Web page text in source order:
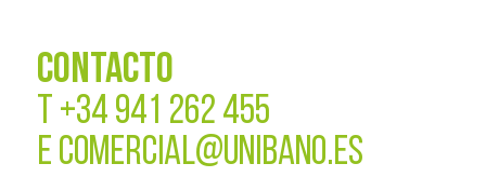
CONTACTO
T +34 941 262 455
E COMERCIAL@UNIBANO.ES